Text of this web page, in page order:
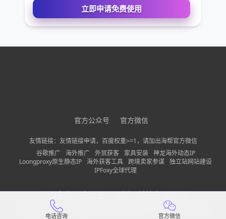
请确保您填写的联系方式无误，以便我们第一时间联系到
官方公众号 官方微信
友情链接：友情链接申请，百度权重>=1，请加出海帮官方微信
谷歌推广
海外推广 外贸获客 家具安装
神龙海外动态IP
Loongproxy原生静态IP 海外获客工具 跨境卖家参谋 独立站网站建设
IPFoxy全球代理
公司名称：中巨量（深圳）科技有限公司
备案信息：粤ICP备2022150197号-13 隐私政策
电话咨询 官方微信